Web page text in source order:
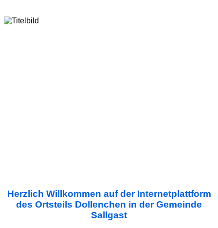
Herzlich Willkommen auf der Internetplattform
des Ortsteils Dollenchen in der Gemeinde
Sallgast